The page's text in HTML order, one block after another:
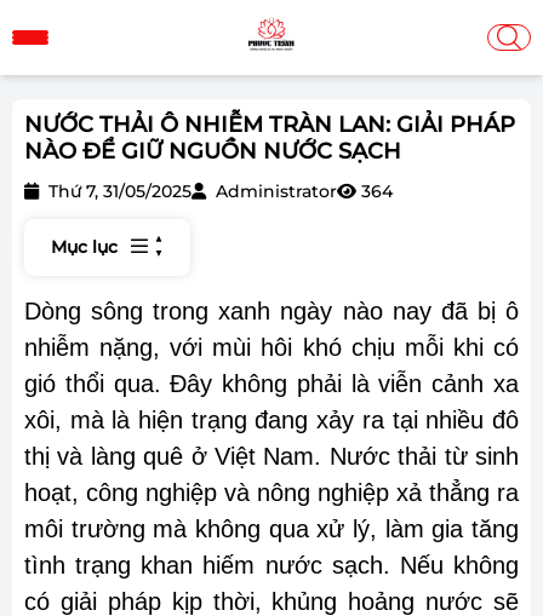
NƯỚC THẢI Ô NHIỄM TRÀN LAN: GIẢI PHÁP
NÀO ĐỂ GIỮ NGUỒN NƯỚC SẠCH
Thứ 7, 31/05/2025 Administrator 364
Mục lục
Dòng sông trong xanh ngày nào nay đã bị ô
nhiễm nặng, với mùi hôi khó chịu mỗi khi có
gió thổi qua. Đây không phải là viễn cảnh xa
xôi, mà là hiện trạng đang xảy ra tại nhiều đô
thị và làng quê ở Việt Nam. Nước thải từ sinh
hoạt, công nghiệp và nông nghiệp xả thẳng ra
môi trường mà không qua xử lý, làm gia tăng
tình trạng khan hiếm nước sạch. Nếu không
có giải pháp kịp thời, khủng hoảng nước sẽ